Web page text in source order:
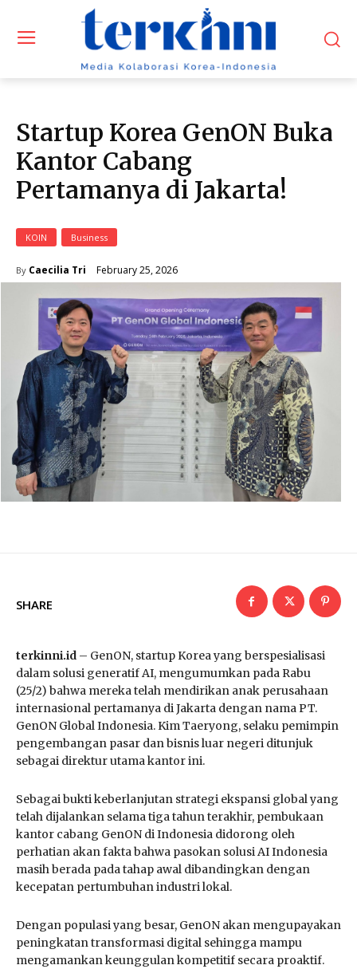
Startup Korea GenON Buka
Kantor Cabang
Pertamanya di Jakarta!
KOIN Business
By Caecilia Tri February 25, 2026
SHARE
terkinni.id – GenON, startup Korea yang berspesialisasi
dalam solusi generatif AI, mengumumkan pada Rabu
(25/2) bahwa mereka telah mendirikan anak perusahaan
internasional pertamanya di Jakarta dengan nama PT.
GenON Global Indonesia. Kim Taeryong, selaku pemimpin
pengembangan pasar dan bisnis luar negeri ditunjuk
sebagai direktur utama kantor ini.
Sebagai bukti keberlanjutan strategi ekspansi global yang
telah dijalankan selama tiga tahun terakhir, pembukaan
kantor cabang GenON di Indonesia didorong oleh
perhatian akan fakta bahwa pasokan solusi AI Indonesia
masih berada pada tahap awal dibandingkan dengan
kecepatan pertumbuhan industri lokal.
Dengan populasi yang besar, GenON akan mengupayakan
peningkatan transformasi digital sehingga mampu
mengamankan keunggulan kompetitif secara proaktif.